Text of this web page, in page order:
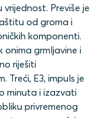
Previše je
od groma i
komponenti.
onima grmljavine i
riješiti
E3, impuls je
minuta i izazvati
privremenog